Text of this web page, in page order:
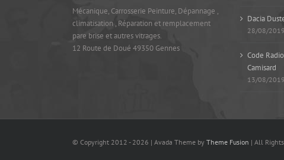
Mécanique, Carrosserie Peinture, Dépannage ,
climatisation , Réparation et remplacement
pare brise et autres vitrages.
12 Route de Doué 49350 Gennes
Dacia
28/08/2019
Code
Camisard
13/08/2019
© Copyright 2012 - 2026 | Avada Theme by Theme Fusion | All